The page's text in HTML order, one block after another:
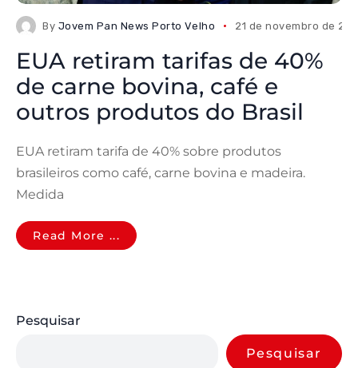
By Jovem Pan News Porto Velho 21 de novembro de
EUA retiram tarifas de 40%
de carne bovina, café e
outros produtos do Brasil
EUA retiram tarifa de 40% sobre produtos
brasileiros como café, carne bovina e madeira.
Medida
Read More ...
Pesquisar
Pesquisar